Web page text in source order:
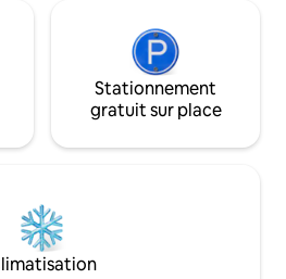
Stationnement
gratuit sur place